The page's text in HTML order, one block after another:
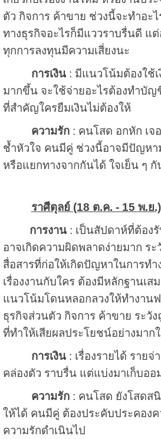
ตัว กิจการ ค้าขาย ช่วงนี้จะทำอะไ
ทางธุรกิจอะไรก็มีแววราบรื่นดี แต่
ทุกการลงทุนมีความเสี่ยงนะ
การเงิน: มีแนวโน้มต้องใช้เ
มากขึ้น จะใช้จ่ายอะไรต้องทำบัญ
ที่สำคัญใครยืมเงินไม่ต้องให้
ความรัก: คนโสด อกหัก เจ
ช้ำหัวใจ คนมีคู่ ช่วงนี้อาจมีปัญหา
หรือแยกทางจากกันได้ ใจเย็น ๆ
ราศีตุลย์ (18 ต.ค. - 15 พ.ย.)
การงาน: เป็นสัปดาห์ที่ต้อง
อาจเกิดความผิดพลาดง่ายมาก ระ
สื่อสารที่ก่อให้เกิดปัญหาในการทำ
เรื่องงานกับใคร ต้องมีหลักฐานเส
แนวโน้มโดนหลอกลวงให้ทำงาน
ธุรกิจส่วนตัว กิจการ ค้าขาย ระวัง
ที่ทำให้เสียผลประโยชน์อย่างมาก
การเงิน: เรื่องรายได้ รายจ่
คล่องตัว ราบรื่น แต่แบ่งมาเก็บออ
ความรัก: คนโสด ยังโสดส
ให้ได้ คนมีคู่ ต้องประคับประคองค
ความรักดำเนินไป